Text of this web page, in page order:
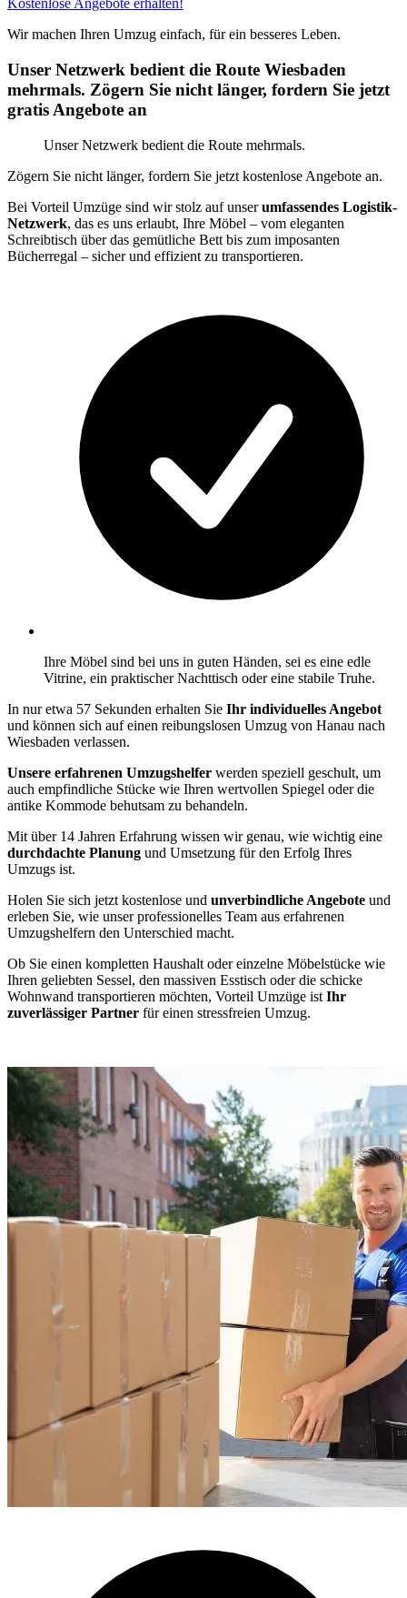
Kostenlose Angebote erhalten!
Wir machen Ihren Umzug einfach, für ein besseres Leben.
Unser Netzwerk bedient die Route Wiesbaden
mehrmals. Zögern Sie nicht länger, fordern Sie jetzt
gratis Angebote an
Unser Netzwerk bedient die Route mehrmals.
Zögern Sie nicht länger, fordern Sie jetzt kostenlose Angebote an.
Bei Vorteil Umzüge sind wir stolz auf unserumfassendes Logistik-
Netzwerk, das es uns erlaubt, Ihre Möbel – vom eleganten
Schreibtisch über das gemütliche Bett bis zum imposanten
Bücherregal – sicher und effizient zu transportieren.
Ihre Möbel sind bei uns in guten Händen, sei es eine edle
Vitrine, ein praktischer Nachttisch oder eine stabile Truhe.
In nur etwa 57 Sekunden erhalten Sie Ihr individuelles Angebot
und können sich auf einen reibungslosen Umzug von Hanau nach
Wiesbaden verlassen.
Unsere erfahrenen Umzugshelfer werden speziell geschult, um
auch empfindliche Stücke wie Ihren wertvollen Spiegel oder die
antike Kommode behutsam zu behandeln.
Mit über 14 Jahren Erfahrung wissen wir genau, wie wichtig eine
durchdachte Planung und Umsetzung für den Erfolg Ihres
Umzugs ist.
Holen Sie sich jetzt kostenlose und unverbindliche Angebote und
erleben Sie, wie unser professionelles Team aus erfahrenen
Umzugshelfern den Unterschied macht.
Ob Sie einen kompletten Haushalt oder einzelne Möbelstücke wie
Ihren geliebten Sessel, den massiven Esstisch oder die schicke
Wohnwand transportieren möchten, Vorteil Umzüge ist Ihr
zuverlässiger Partner für einen stressfreien Umzug.